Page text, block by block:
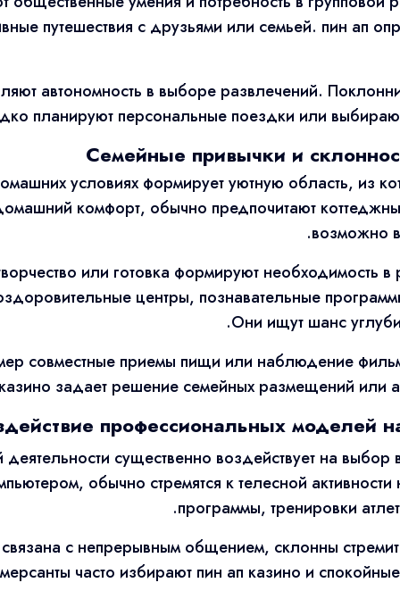
путешествия с друзьями или семьей. пин ап
автономность в выборе развлечений.
планируют персональные поездки или
Семейные привычки и
условиях формирует уютную область, из
комфорт, обычно предпочитают
возможно
или готовка формируют необходимость
центры, познавательные
Они ищут шанс
совместные приемы пищи или наблюдение
задает решение семейных размещений или
профессиональных моделей
существенно воздействует на выбор
обычно стремятся к телесной
программы, тренировки
с непрерывным общением, склонны
часто избирают пин ап казино и